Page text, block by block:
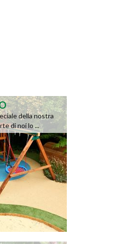
della nostra
di noi lo ...